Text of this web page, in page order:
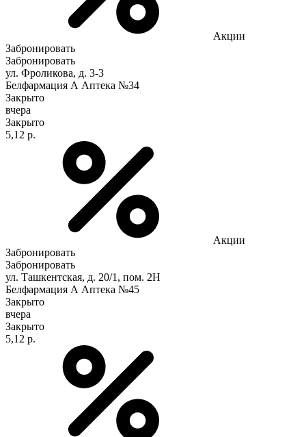
Акции
Забронировать
Забронировать
ул. Фроликова, д. 3-3
Белфармация А Аптека №34
Закрыто
вчера
Закрыто
5,12 р.
Акции
Забронировать
Забронировать
ул. Ташкентская, д. 20/1, пом. 2Н
Белфармация А Аптека №45
Закрыто
вчера
Закрыто
5,12 р.